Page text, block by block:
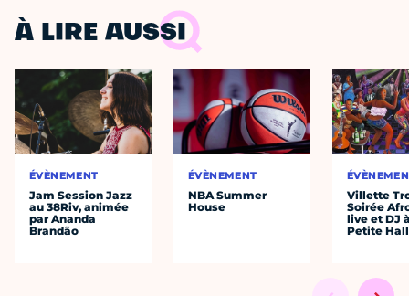
À LIRE AUSSI
ÉVÈNEMENT
Jam Session Jazz
au 38Riv, animée
par Ananda
Brandão
ÉVÈNEMENT
NBA Summer
House
Villette
Soirée
live et DJ
Petite